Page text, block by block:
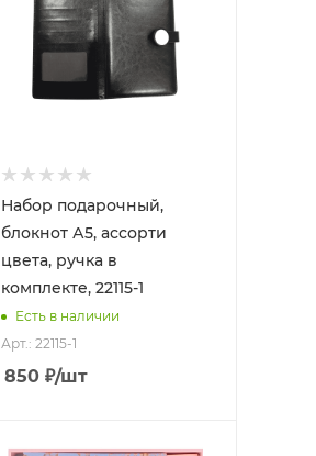
Набор подарочный,
блокнот А5, ассорти
цвета, ручка в
комплекте, 22115-1
Есть в наличии
Арт.: 22115-1
850₽/шт